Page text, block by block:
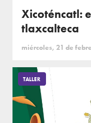
Xicoténcatl:
tlaxcalteca
miércoles, 21 de
TALLER